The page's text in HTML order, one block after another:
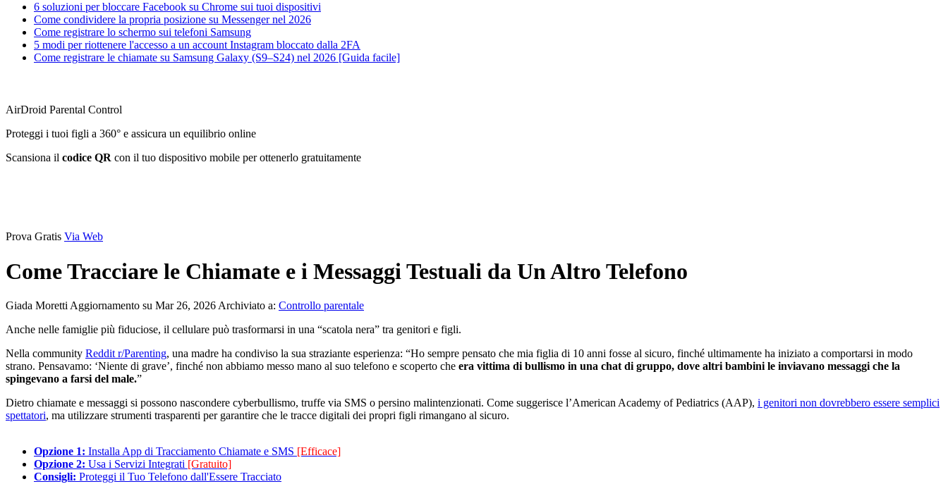
6 soluzioni per bloccare Facebook su Chrome sui tuoi dispositivi
Come condividere la propria posizione su Messenger nel 2026
Come registrare lo schermo sui telefoni Samsung
5 modi per riottenere l'accesso a un account Instagram bloccato dalla 2FA
Come registrare le chiamate su Samsung Galaxy (S9–S24) nel 2026 [Guida facile]
AirDroid Parental Control
Proteggi i tuoi figli a 360° e assicura un equilibrio online
Scansiona il codice QR con il tuo dispositivo mobile per ottenerlo gratuitamente
Prova Gratis Via Web
Come Tracciare le Chiamate e i Messaggi Testuali da Un Altro Telefono
Giada Moretti Aggiornamento su Mar 26, 2026 Archiviato a: Controllo parentale
Anche nelle famiglie più fiduciose, il cellulare può trasformarsi in una “scatola nera” tra genitori e figli.
Nella community Reddit r/Parenting, una madre ha condiviso la sua straziante esperienza: “Ho sempre pensato che mia figlia di 10 anni fosse al sicuro, finché ultimamente ha iniziato a comportarsi in modo
strano. Pensavamo: ‘Niente di grave’, finché non abbiamo messo mano al suo telefono e scoperto che era vittima di bullismo in una chat di gruppo, dove altri bambini le inviavano messaggi che la
spingevano a farsi del male.”
Dietro chiamate e messaggi si possono nascondere cyberbullismo, truffe via SMS o persino malintenzionati. Come suggerisce l’American Academy of Pediatrics (AAP), i genitori non dovrebbero essere semplici
spettatori, ma utilizzare strumenti trasparenti per garantire che le tracce digitali dei propri figli rimangano al sicuro.
Opzione 1: Installa App di Tracciamento Chiamate e SMS [Efficace]
Opzione 2: Usa i Servizi Integrati [Gratuito]
Consigli: Proteggi il Tuo Telefono dall'Essere Tracciato